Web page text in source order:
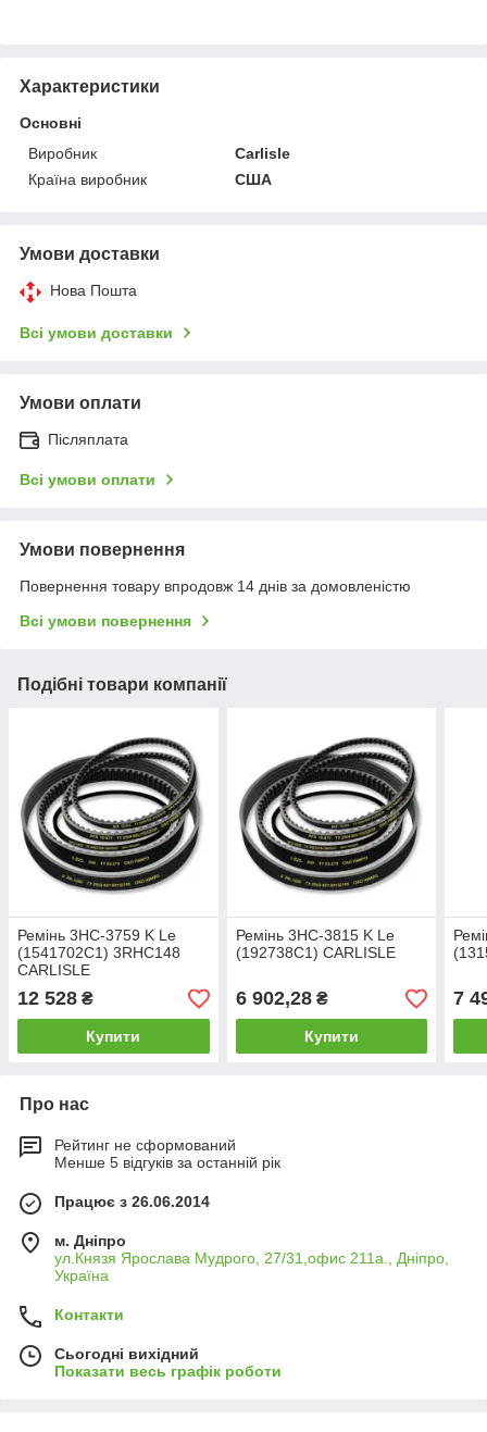
Характеристики
Основні
Виробник
Carlisle
Країна виробник
США
Умови доставки
Нова Пошта
Всі умови доставки
Умови оплати
Післяплата
Всі умови оплати
Умови повернення
Повернення товару впродовж 14 днів за домовленістю
Всі умови повернення
Подібні товари компанії
Ремінь 3НС-3759 K Le
(1541702C1) 3RHC148
CARLISLE
12 528 ₴
Купити
Ремінь 3НС-3815 K Le
(192738C1) CARLISLE
6 902,28₴
Купити
7
Про нас
Рейтинг не сформований
Менше 5 відгуків за останній рік
Працює з 26.06.2014
м. Дніпро
ул.Князя Ярослава Мудрого, 27/31,офис 211а., Дніпро,
Україна
Контакти
Сьогодні вихідний
Показати весь графік роботи